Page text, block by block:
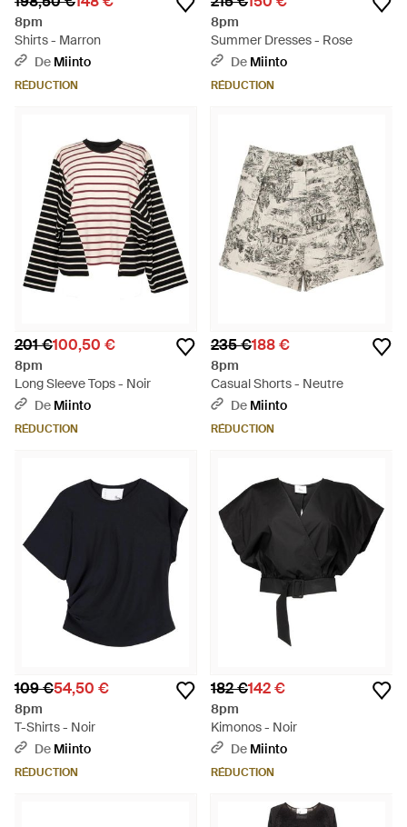
8pm
Shirts - Marron
De Miinto
RÉDUCTION
8pm
Summer Dresses - Rose
De Miinto
RÉDUCTION
201 €100,50 €
8pm
Long Sleeve Tops - Noir
De Miinto
RÉDUCTION
235 €188 €
8pm
Casual Shorts - Neutre
De Miinto
RÉDUCTION
109 €54,50 €
8pm
T-Shirts - Noir
De Miinto
RÉDUCTION
182 €142 €
8pm
Kimonos - Noir
De Miinto
RÉDUCTION